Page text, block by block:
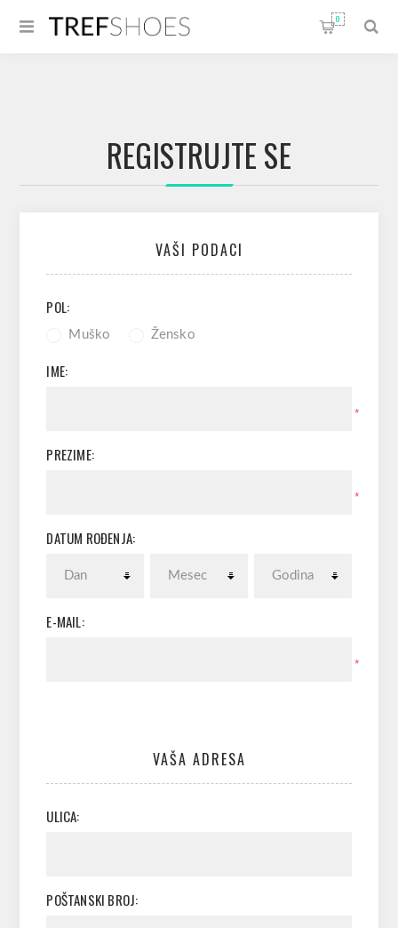
0
REGISTRUJTE SE
VAŠI PODACI
POL:
Muško Žensko
IME:
*
PREZIME:
*
DATUM ROĐENJA:
E-MAIL:
*
VAŠA ADRESA
ULICA:
POŠTANSKI BROJ: